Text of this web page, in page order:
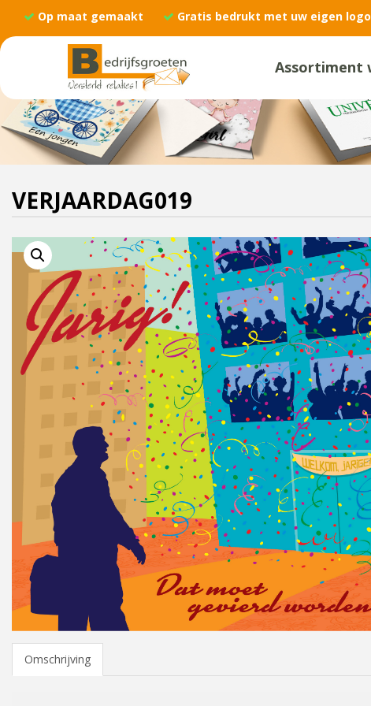
Op maat gemaakt Gratis bedrukt met uw eigen logo
Assortiment
VERJAARDAG019
Omschrijving